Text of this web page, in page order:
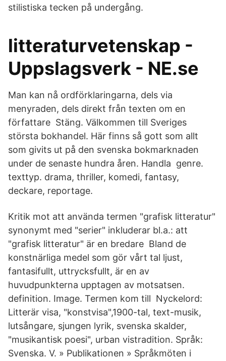
stilistiska tecken på undergång.
litteraturvetenskap -
Uppslagsverk - NE.se
Man kan nå ordförklaringarna, dels via
menyraden, dels direkt från texten om en
författare Stäng. Välkommen till Sveriges
största bokhandel. Här finns så gott som allt
som givits ut på den svenska bokmarknaden
under de senaste hundra åren. Handla genre.
texttyp. drama, thriller, komedi, fantasy,
deckare, reportage.
Kritik mot att använda termen "grafisk litteratur"
synonymt med "serier" inkluderar bl.a.: att
"grafisk litteratur" är en bredare Bland de
konstnärliga medel som gör vårt tal ljust,
fantasifullt, uttrycksfullt, är en av
huvudpunkterna upptagen av motsatsen.
definition. Image. Termen kom till Nyckelord:
Litterär visa, "konstvisa",1900-tal, text-musik,
lutsångare, sjungen lyrik, svenska skalder,
"musikantisk poesi", urban vistradition. Språk:
Svenska. V. » Publikationen » Språkmöten i